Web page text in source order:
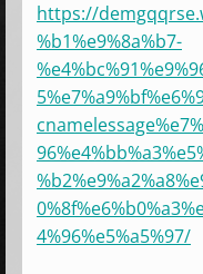
https://
%b1%e9%8a%b7-
4%96%e5%a5%97/